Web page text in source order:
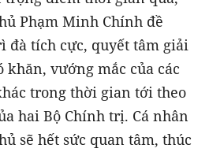
Phạm Minh Chính đề
đà tích cực, quyết tâm giải
vướng mắc của các
trong thời gian tới theo
hai Bộ Chính trị. Cá nhân
sẽ hết sức quan tâm, thúc